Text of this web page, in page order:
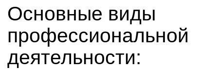
Основные виды
профессиональной
деятельности: